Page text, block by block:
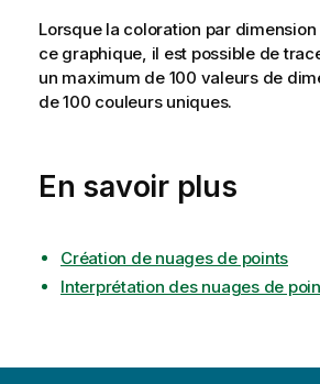
Lorsque la coloration par
ce graphique, il est possible de
un maximum de 100 valeurs de
de 100 couleurs uniques.
En savoir plus
Création de nuages de points
Interprétation des nuages de